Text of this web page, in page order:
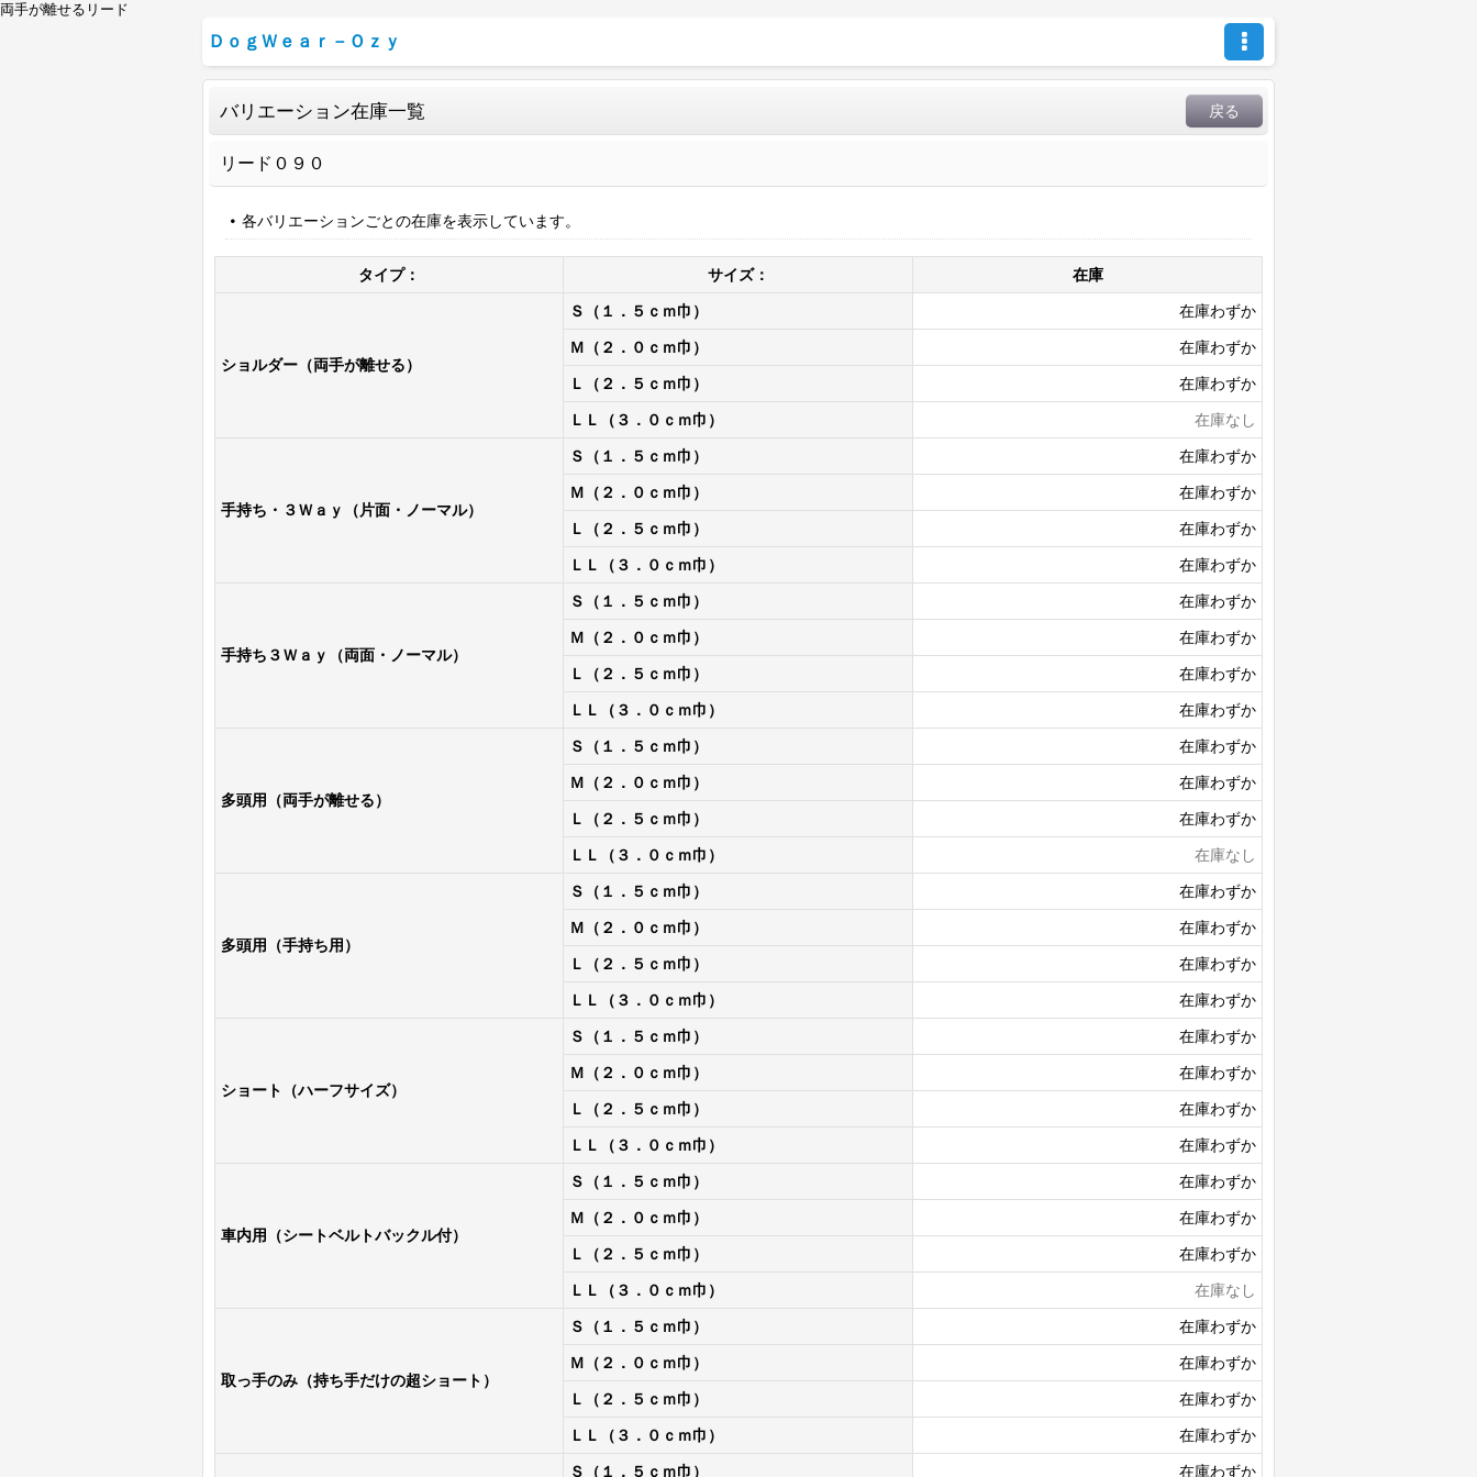
両手が離せるリード
ＤｏｇＷｅａｒ－Ｏｚｙ
バリエーション在庫一覧 戻る
リード０９０
各バリエーションごとの在庫を表示しています。
タイプ： サイズ： 在庫
ショルダー（両手が離せる）
Ｓ（１．５ｃｍ巾）
在庫わずか
Ｍ（２．０ｃｍ巾）
在庫わずか
Ｌ（２．５ｃｍ巾）
在庫わずか
ＬＬ（３．０ｃｍ巾）
在庫なし
手持ち・３Ｗａｙ（片面・ノーマル）
Ｓ（１．５ｃｍ巾）
在庫わずか
Ｍ（２．０ｃｍ巾）
在庫わずか
Ｌ（２．５ｃｍ巾）
在庫わずか
ＬＬ（３．０ｃｍ巾）
在庫わずか
手持ち３Ｗａｙ（両面・ノーマル）
Ｓ（１．５ｃｍ巾）
在庫わずか
Ｍ（２．０ｃｍ巾）
在庫わずか
Ｌ（２．５ｃｍ巾）
在庫わずか
ＬＬ（３．０ｃｍ巾）
在庫わずか
多頭用（両手が離せる）
Ｓ（１．５ｃｍ巾）
在庫わずか
Ｍ（２．０ｃｍ巾）
在庫わずか
Ｌ（２．５ｃｍ巾）
在庫わずか
ＬＬ（３．０ｃｍ巾）
在庫なし
多頭用（手持ち用）
Ｓ（１．５ｃｍ巾）
在庫わずか
Ｍ（２．０ｃｍ巾）
在庫わずか
Ｌ（２．５ｃｍ巾）
在庫わずか
ＬＬ（３．０ｃｍ巾）
在庫わずか
ショート（ハーフサイズ）
Ｓ（１．５ｃｍ巾）
在庫わずか
Ｍ（２．０ｃｍ巾）
在庫わずか
Ｌ（２．５ｃｍ巾）
在庫わずか
ＬＬ（３．０ｃｍ巾）
在庫わずか
車内用（シートベルトバックル付）
Ｓ（１．５ｃｍ巾）
在庫わずか
Ｍ（２．０ｃｍ巾）
在庫わずか
Ｌ（２．５ｃｍ巾）
在庫わずか
ＬＬ（３．０ｃｍ巾）
在庫なし
取っ手のみ（持ち手だけの超ショート）
Ｓ（１．５ｃｍ巾）
在庫わずか
Ｍ（２．０ｃｍ巾）
在庫わずか
Ｌ（２．５ｃｍ巾）
在庫わずか
ＬＬ（３．０ｃｍ巾）
在庫わずか
Ｓ（１．５ｃｍ巾）
在庫わずか